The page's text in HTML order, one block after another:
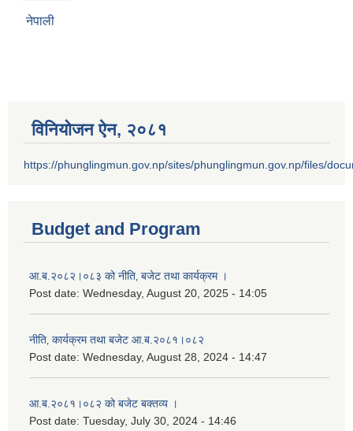
नेपाली
विनियोजन ऐन‚ २०८१
https://phunglingmun.gov.np/sites/phunglingmun.gov.np/files/
Budget and Program
आ.ब.२०८२।०८३ को नीति‚ बजेट तथा कार्यक्रम ।
Post date: Wednesday, August 20, 2025 - 14:05
नीति‚ कार्यक्रम तथा बजेट आ.ब.२०८१।०८२
Post date: Wednesday, August 28, 2024 - 14:47
आ.ब.२०८१।०८२ को बजेट बक्तव्य ।
Post date: Tuesday, July 30, 2024 - 14:46